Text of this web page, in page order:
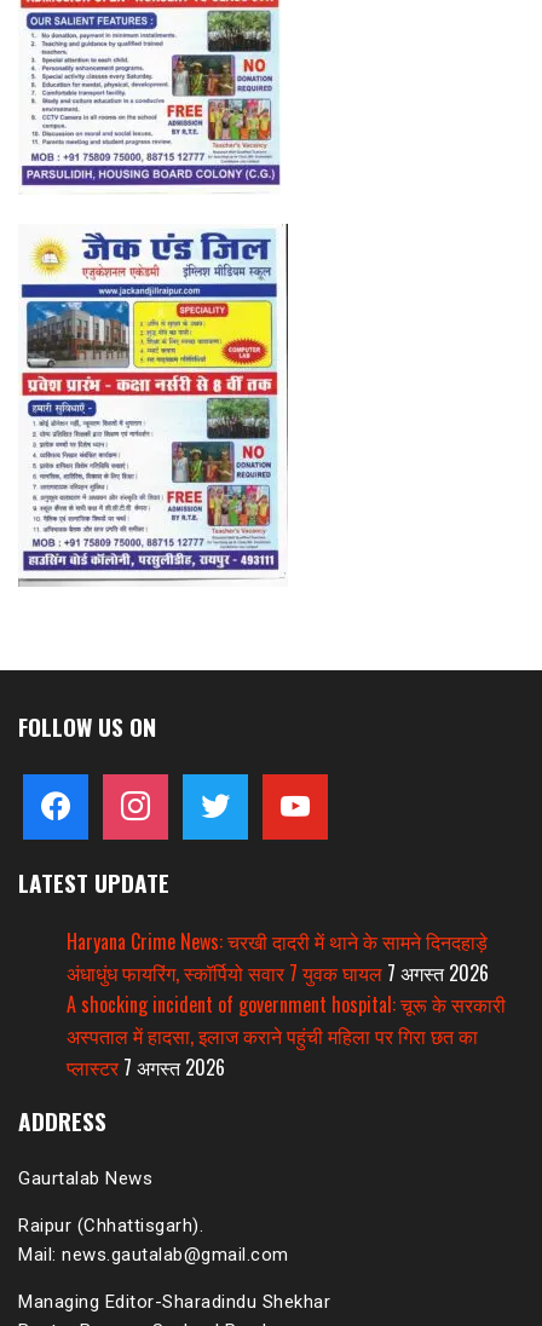
FOLLOW US ON
facebook instagram twitter youtube
LATEST UPDATE
Haryana Crime News: चरखी दादरी में थाने के सामने दिनदहाड़े
अंधाधुंध फायरिंग, स्कॉर्पियो सवार 7 युवक घायल 7 अगस्त 2026
A shocking incident of government hospital: चूरू के सरकारी
अस्पताल में हादसा, इलाज कराने पहुंची महिला पर गिरा छत का
प्लास्टर 7 अगस्त 2026
ADDRESS
Gaurtalab News
Raipur (Chhattisgarh).
Mail: news.gautalab@gmail.com
Managing Editor-Sharadindu Shekhar